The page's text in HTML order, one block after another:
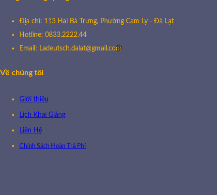
🧧
Địa chỉ: 113 Hai Bà Trưng, Phường Cam Ly - Đà Lạt
Hotline: 0833.2222.44
Email: Ladeutsch.dalat@gmail.com
Về chúng tôi
Giới thiệu
Lịch Khai Giảng
Liên Hệ
Chính Sách Hoàn Trả Phí